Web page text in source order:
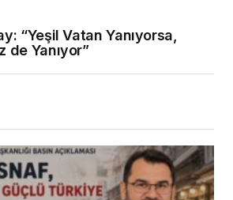
“Yeşil Vatan Yanıyorsa,
de Yanıyor”